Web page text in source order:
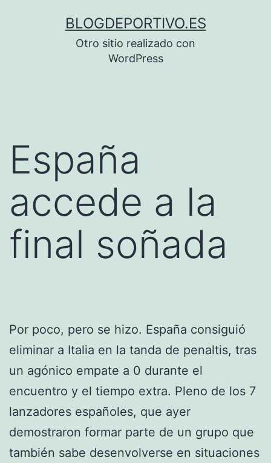
BLOGDEPORTIVO.ES
Otro sitio realizado con
WordPress
España
accede a la
final soñada
Por poco, pero se hizo. España consiguió
eliminar a Italia en la tanda de penaltis, tras
un agónico empate a 0 durante el
encuentro y el tiempo extra. Pleno de los 7
lanzadores españoles, que ayer
demostraron formar parte de un grupo que
también sabe desenvolverse en situaciones